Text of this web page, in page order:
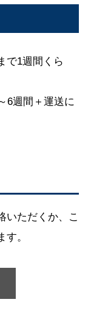
で1週間くら
6週間＋運送に
いただくか、こ
。